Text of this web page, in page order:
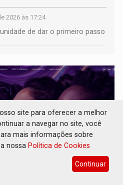
2026 às 17:24
de dar o primeiro passo
site para oferecer a melhor
a navegar no site, você
mais informações sobre
nossa Política de Cookies
Continuar